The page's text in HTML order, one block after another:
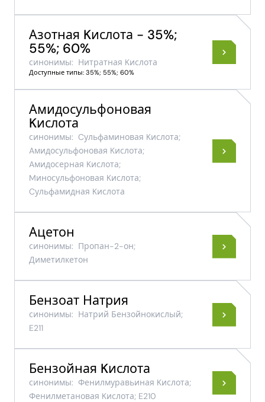
Азотная Kислота - 35%;
55%; 60%
синонимы: Нитратная Kислота
Доступные типы: 35%; 55%; 60%
Амидосульфоновая
Kислота
синонимы: Cульфаминовая Kислота;
Aмидосульфоновая Kислота;
Aмидосерная Kислота;
Mиносульфоновая Kислота;
Cульфамидная Kислота
Ацетон
синонимы: Пропан-2-он;
Диметилкетон
Бензоат Натрия
синонимы: Натрий Бензойнокислый;
E211
Бензойная Kислота
синонимы: Фенилмуравьиная Kислота;
Фенилметановая Kислота; E210